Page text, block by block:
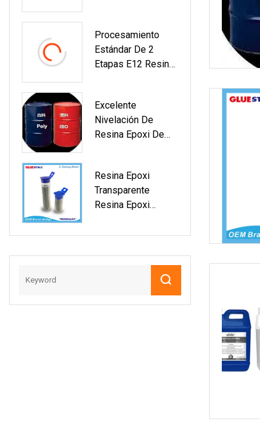
Procesamiento
Estándar De 2
Etapas E12 Resina
Electrónico
Excelente
Nivelación De
Resina Epoxi De
Resina Epoxi
Transparente
Resina Epoxi
Super Epoxy
Pegamento